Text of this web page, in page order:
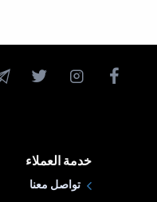
خدمة العملاء
تواصل معنا